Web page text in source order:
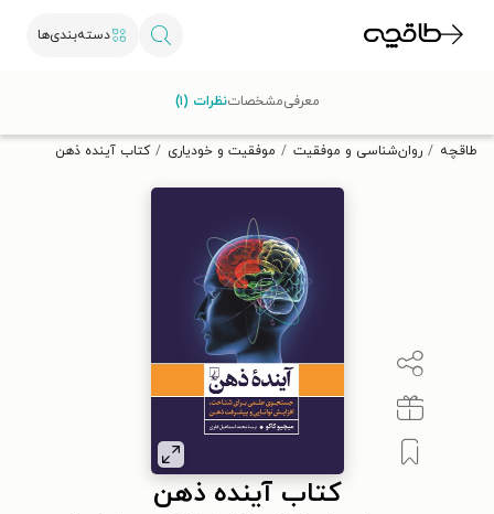
دسته‌بندی‌ها
تخفیف از طاقچه دریافت کن.
طاقچه روان‌شناسی و موفقیت موفقیت و خودیاری کتاب آینده ذهن
کتاب آینده ذهن
معرفیمشخصاتنظرات (۱)